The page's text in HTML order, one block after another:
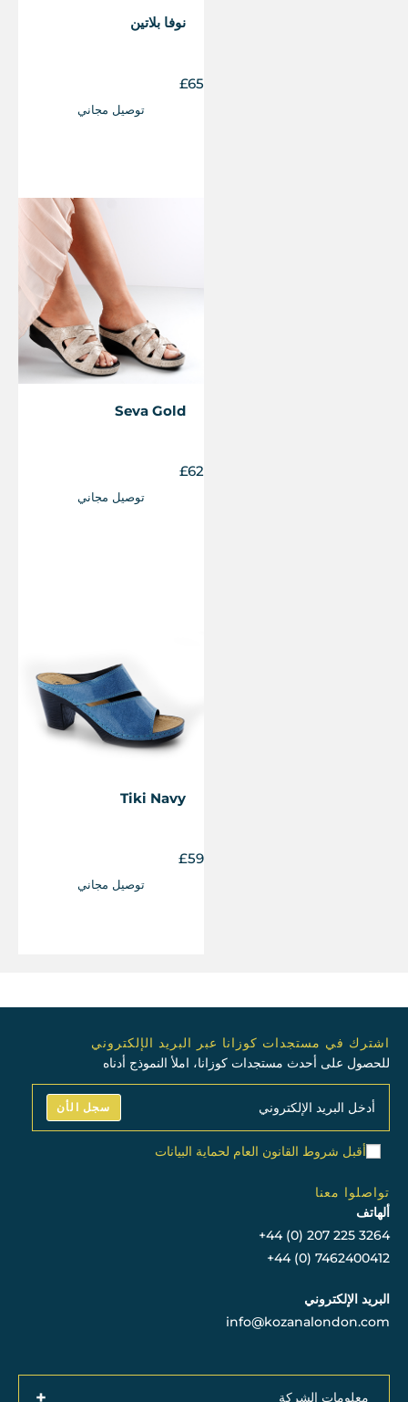
نوفا بلاتين
£65
توصيل مجاني
Seva Gold
£62
توصيل مجاني
Tiki Navy
£59
توصيل مجاني
اشترك في مستجدات كوزانا عبر البريد الإلكتروني
للحصول على أحدث مستجدات كوزانا، املأ النموذج أدناه
سجل الأن
أقبل شروط القانون العام لحماية البيانات
تواصلوا معنا
ألهاتف
+44 (0) 207 225 3264
+44 (0) 7462400412
البريد الإلكتروني
info@kozanalondon.com
معلومات الشركة